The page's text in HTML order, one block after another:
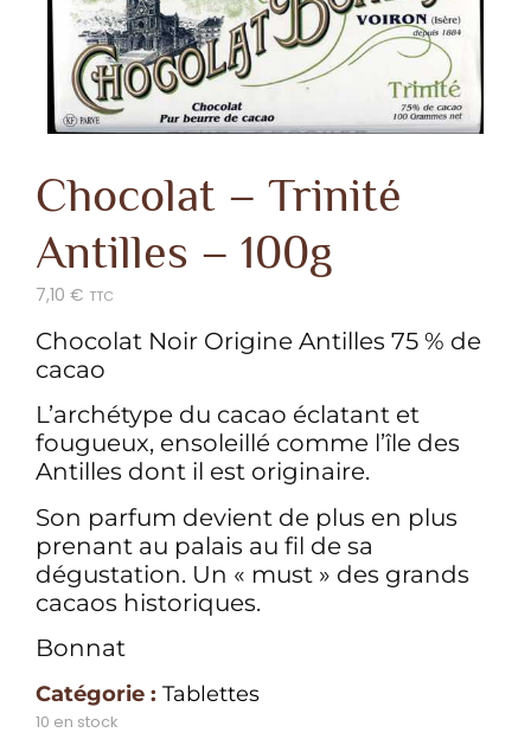
Chocolat – Trinité
Antilles – 100g
7,10 € TTC
Chocolat Noir Origine Antilles 75 % de
cacao
L’archétype du cacao éclatant et
fougueux, ensoleillé comme l’île des
Antilles dont il est originaire.
Son parfum devient de plus en plus
prenant au palais au fil de sa
dégustation. Un « must » des grands
cacaos historiques.
Bonnat
Catégorie : Tablettes
10 en stock